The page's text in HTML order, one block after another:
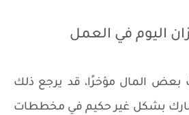
اليوم في العمل
بعض المال مؤخرًا، قد يرجع ذلك
بشكل غير حكيم في مخططات